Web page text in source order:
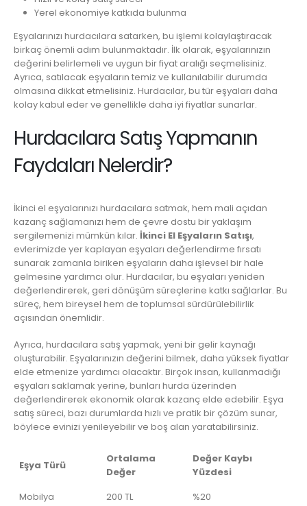
Yerel ekonomiye katkıda bulunma
Eşyalarınızı hurdacılara satarken, bu işlemi kolaylaştıracak
birkaç önemli adım bulunmaktadır. İlk olarak, eşyalarınızın
değerini belirlemeli ve uygun bir fiyat aralığı seçmelisiniz.
Ayrıca, satılacak eşyaların temiz ve kullanılabilir durumda
olmasına dikkat etmelisiniz. Hurdacılar, bu tür eşyaları daha
kolay kabul eder ve genellikle daha iyi fiyatlar sunarlar.
Hurdacılara Satış Yapmanın
Faydaları Nelerdir?
İkinci el eşyalarınızı hurdacılara satmak, hem mali açıdan
kazanç sağlamanızı hem de çevre dostu bir yaklaşım
sergilemenizi mümkün kılar. İkinci El Eşyaların Satışı,
evlerimizde yer kaplayan eşyaları değerlendirme fırsatı
sunarak zamanla biriken eşyaların daha işlevsel bir hale
gelmesine yardımcı olur. Hurdacılar, bu eşyaları yeniden
değerlendirerek, geri dönüşüm süreçlerine katkı sağlarlar. Bu
süreç, hem bireysel hem de toplumsal sürdürülebilirlik
açısından önemlidir.
Ayrıca, hurdacılara satış yapmak, yeni bir gelir kaynağı
oluşturabilir. Eşyalarınızın değerini bilmek, daha yüksek fiyatlar
elde etmenize yardımcı olacaktır. Birçok insan, kullanmadığı
eşyaları saklamak yerine, bunları hurda üzerinden
değerlendirerek ekonomik olarak kazanç elde edebilir. Eşya
satış süreci, bazı durumlarda hızlı ve pratik bir çözüm sunar,
böylece evinizi yenileyebilir ve boş alan yaratabilirsiniz.
Eşya Türü
Ortalama
Değer
Değer Kaybı
Yüzdesi
Mobilya
200 TL
%20